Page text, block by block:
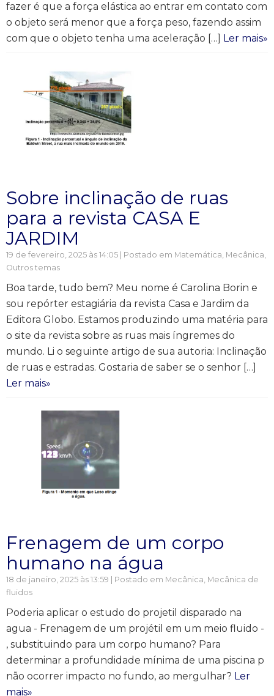
fazer é que a força elástica ao entrar em contato com
o objeto será menor que a força peso, fazendo assim
com que o objeto tenha uma aceleração […] Ler mais»
Sobre inclinação de ruas
para a revista CASA E
JARDIM
19 de fevereiro, 2025 às 14:05 | Postado em Matemática, Mecânica,
Outros temas
Boa tarde, tudo bem? Meu nome é Carolina Borin e
sou repórter estagiária da revista Casa e Jardim da
Editora Globo. Estamos produzindo uma matéria para
o site da revista sobre as ruas mais íngremes do
mundo. Li o seguinte artigo de sua autoria: Inclinação
de ruas e estradas. Gostaria de saber se o senhor […]
Ler mais»
Frenagem de um corpo
humano na água
18 de janeiro, 2025 às 13:59 | Postado em Mecânica, Mecânica de
fluidos
Poderia aplicar o estudo do projetil disparado na
agua - Frenagem de um projétil em um meio fluido -
, substituindo para um corpo humano? Para
determinar a profundidade mínima de uma piscina p
não ocorrer impacto no fundo, ao mergulhar? Ler
mais»